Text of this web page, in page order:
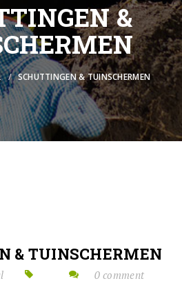
&
SCHUTTINGEN & TUINSCHERMEN
& TUINSCHERMEN
0 comment